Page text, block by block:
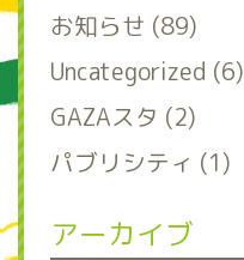
お知らせ (89)
Uncategorized (6)
GAZAスタ (2)
パブリシティ (1)
アーカイブ